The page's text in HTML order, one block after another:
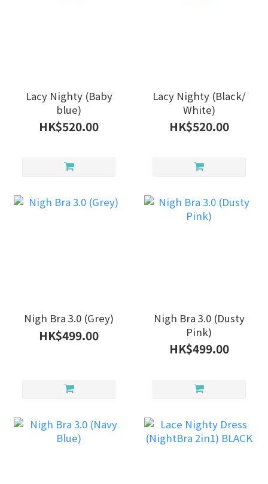
Lacy Nighty (Baby
blue)
HK$520.00
Lacy Nighty (Black/
White)
HK$520.00
Nigh Bra 3.0 (Grey)
HK$499.00
Nigh Bra 3.0 (Dusty
Pink)
HK$499.00